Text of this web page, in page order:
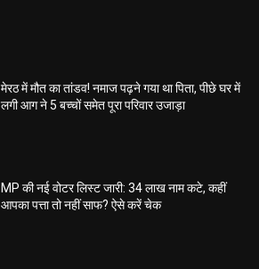
मेरठ में मौत का तांडव! नमाज पढ़ने गया था पिता, पीछे घर में
लगी आग ने 5 बच्चों समेत पूरा परिवार उजाड़ा
MP की नई वोटर लिस्ट जारी: 34 लाख नाम कटे, कहीं
आपका पत्ता तो नहीं साफ? ऐसे करें चेक